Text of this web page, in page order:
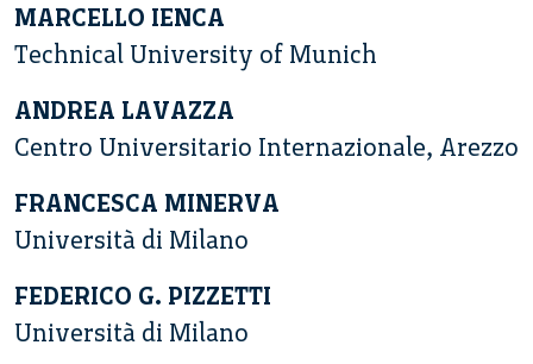
MARCELLO IENCA
Technical University of Munich
ANDREA LAVAZZA
Centro Universitario Internazionale, Arezzo
FRANCESCA MINERVA
Università di Milano
FEDERICO G. PIZZETTI
Università di Milano